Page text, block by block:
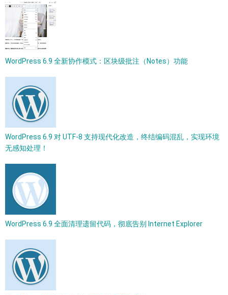
WordPress 6.9 全新协作模式：区块级批注（Notes）功能
WordPress 6.9 对 UTF-8 支持现代化改造，终结编码混乱，实现环境
无感知处理！
WordPress 6.9 全面清理遗留代码，彻底告别 Internet Explorer